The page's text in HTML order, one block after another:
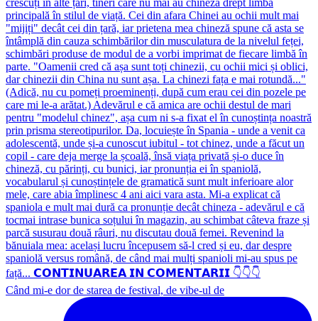
Când mi-e dor de starea de festival, de vibe-ul de